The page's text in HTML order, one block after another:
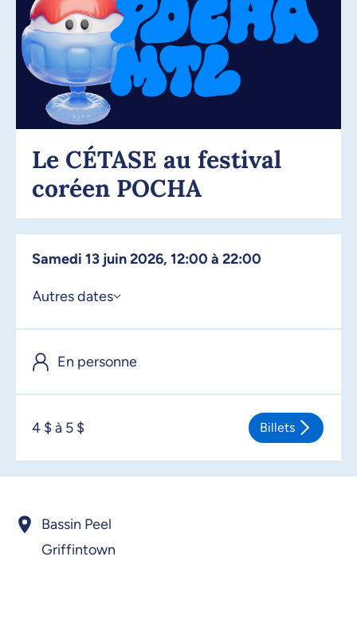
Le CÉTASE au festival
coréen POCHA
samedi 13 juin 2026, 12:00 à 22:00
Autres dates
En personne
4 $ à 5 $ Billets
Bassin Peel
Griffintown